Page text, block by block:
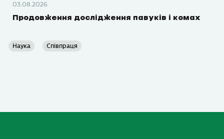
03.08.2026
Продовження дослідження павуків і комах
Наука Співпраця